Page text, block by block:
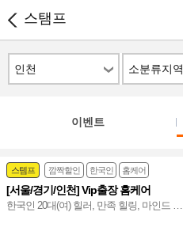
스탬프
인천 소분류지역
이벤트
스템프 깜짝할인 한국인 홈케어
[서울/경기/인천] Vip출장 홈케어
한국인 20대(여) 힐러, 만족 힐링, 마인드 좋